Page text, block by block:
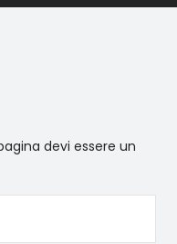
devi essere un